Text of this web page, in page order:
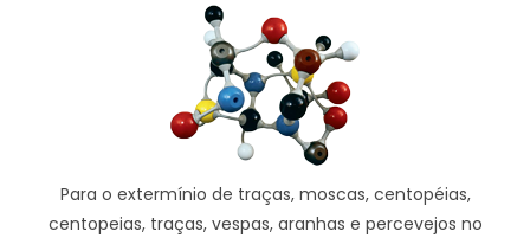
Para o extermínio de traças, moscas, centopéias,
centopeias, traças, vespas, aranhas e percevejos no